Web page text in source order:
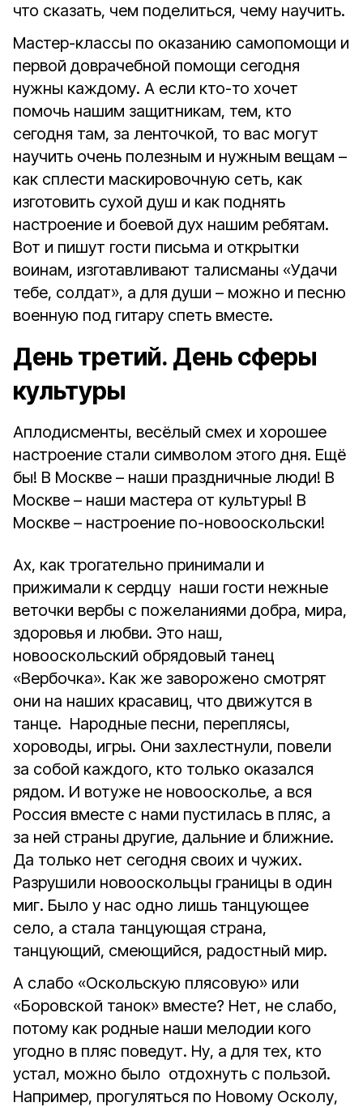
что сказать, чем поделиться, чему научить.
Мастер-классы по оказанию самопомощи и
первой доврачебной помощи сегодня
нужны каждому. А если кто-то хочет
помочь нашим защитникам, тем, кто
сегодня там, за ленточкой, то вас могут
научить очень полезным и нужным вещам –
как сплести маскировочную сеть, как
изготовить сухой душ и как поднять
настроение и боевой дух нашим ребятам.
Вот и пишут гости письма и открытки
воинам, изготавливают талисманы «Удачи
тебе, солдат», а для души – можно и песню
военную под гитару спеть вместе.
День третий. День сферы
культуры
Аплодисменты, весёлый смех и хорошее
настроение стали символом этого дня. Ещё
бы! В Москве – наши праздничные люди! В
Москве – наши мастера от культуры! В
Москве – настроение по-новооскольски!
Ах, как трогательно принимали и
прижимали к сердцу наши гости нежные
веточки вербы с пожеланиями добра, мира,
здоровья и любви. Это наш,
новооскольский обрядовый танец
«Вербочка». Как же заворожено смотрят
они на наших красавиц, что движутся в
танце. Народные песни, переплясы,
хороводы, игры. Они захлестнули, повели
за собой каждого, кто только оказался
рядом. И вотуже не новоосколье, а вся
Россия вместе с нами пустилась в пляс, а
за ней страны другие, дальние и ближние.
Да только нет сегодня своих и чужих.
Разрушили новооскольцы границы в один
миг. Было у нас одно лишь танцующее
село, а стала танцующая страна,
танцующий, смеющийся, радостный мир.
А слабо «Оскольскую плясовую» или
«Боровской танок» вместе? Нет, не слабо,
потому как родные наши мелодии кого
угодно в пляс поведут. Ну, а для тех, кто
устал, можно было отдохнуть с пользой.
Например, прогуляться по Новому Осколу,